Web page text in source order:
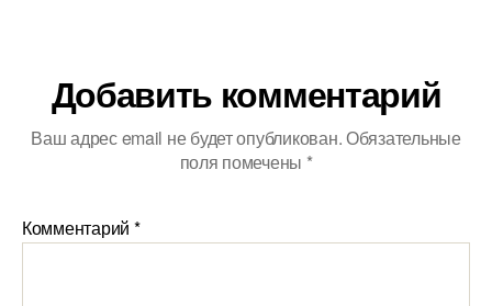
Добавить комментарий
Ваш адрес email не будет опубликован.Обязательные
поля помечены *
Комментарий *